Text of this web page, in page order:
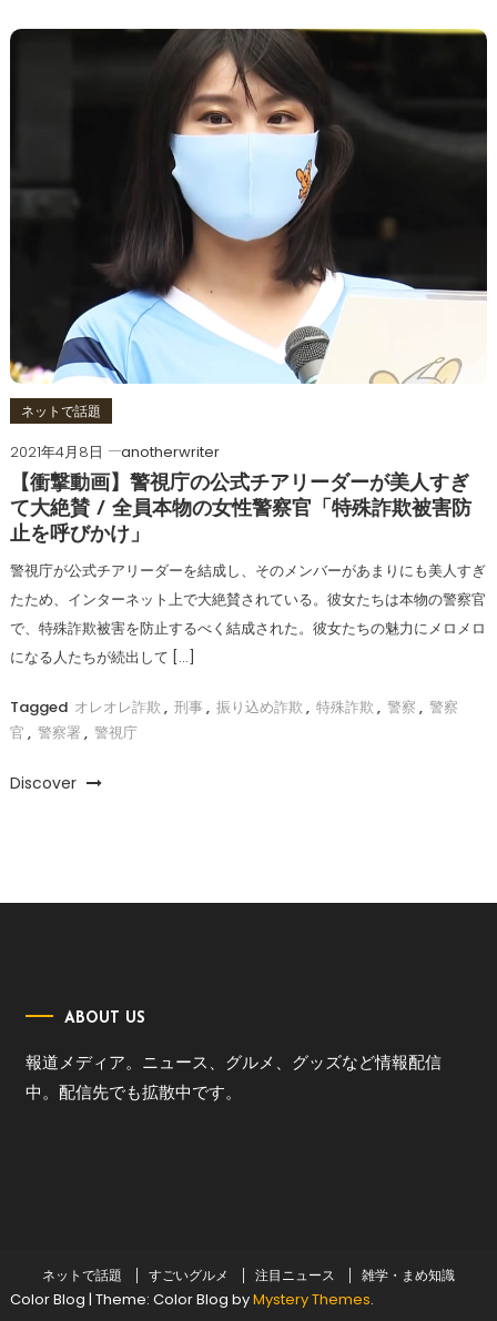
ネットで話題
2021年4月8日
anotherwriter
【衝撃動画】警視庁の公式チアリーダーが美人すぎ
て大絶賛 / 全員本物の女性警察官「特殊詐欺被害防
止を呼びかけ」
警視庁が公式チアリーダーを結成し、そのメンバーがあまりにも美人すぎ
たため、インターネット上で大絶賛されている。彼女たちは本物の警察官
で、特殊詐欺被害を防止するべく結成された。彼女たちの魅力にメロメロ
になる人たちが続出して […]
Tagged オレオレ詐欺 , 刑事 , 振り込め詐欺 , 特殊詐欺 , 警察 , 警察
官 , 警察署, 警視庁
Discover
ABOUT US
報道メディア。ニュース、グルメ、グッズなど情報配信
中。配信先でも拡散中です。
ネットで話題 すごいグルメ 注目ニュース 雑学・まめ知識
Color Blog | Theme: Color Blog byMystery Themes.